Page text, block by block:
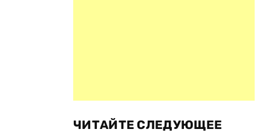
ЧИТАЙТЕ СЛЕДУЮЩЕЕ